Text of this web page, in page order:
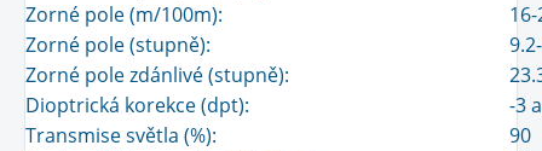
Zorné pole (m/100m):
Zorné pole (stupně):
Zorné pole zdánlivé (stupně):
Dioptrická korekce (dpt):
-3
Transmise světla (%):
90